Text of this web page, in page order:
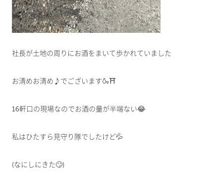
社長が土地の周りにお酒をまいて歩かれていました
お清めお清め♪でございます🍶⛩️
16軒口の現場なのでお酒の量が半端ない😂
私はひたすら見守り隊でしたけど💦
(なにしにきた🙄)